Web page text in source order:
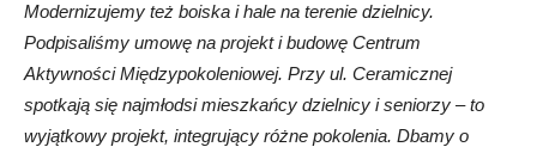
Modernizujemy też boiska i hale na terenie dzielnicy.
Podpisaliśmy umowę na projekt i budowę Centrum
Aktywności Międzypokoleniowej. Przy ul. Ceramicznej
spotkają się najmłodsi mieszkańcy dzielnicy i seniorzy – to
wyjątkowy projekt, integrujący różne pokolenia. Dbamy o